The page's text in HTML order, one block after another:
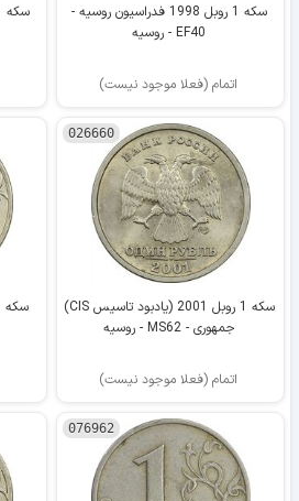
سکه 1 روبل 1998 فدراسیون روسیه -
EF40 - روسیه
اتمام (فعلا موجود نیست)
026660
سکه 1 روبل 2001 (یادبود تاسیس CIS)
جمهوری - MS62 - روسیه
اتمام (فعلا موجود نیست)
076962